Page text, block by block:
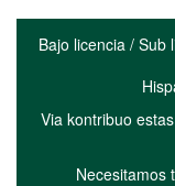
Bajo licencia / Sub
Via kontribuo
Necesitamos